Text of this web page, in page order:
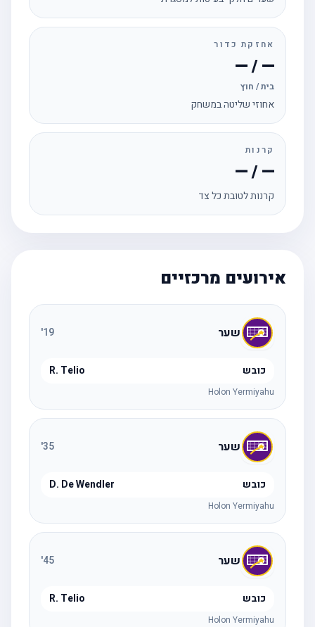
אחזקת כדור
— / —
בית / חוץ
אחוזי שליטה במשחק
קרנות
— / —
קרנות לטובת כל צד
אירועים מרכזיים
שער 19
'
כובש R. Telio
Holon Yermiyahu
שער 35
'
כובש D. De Wendler
Holon Yermiyahu
שער 45
'
כובש R. Telio
Holon Yermiyahu